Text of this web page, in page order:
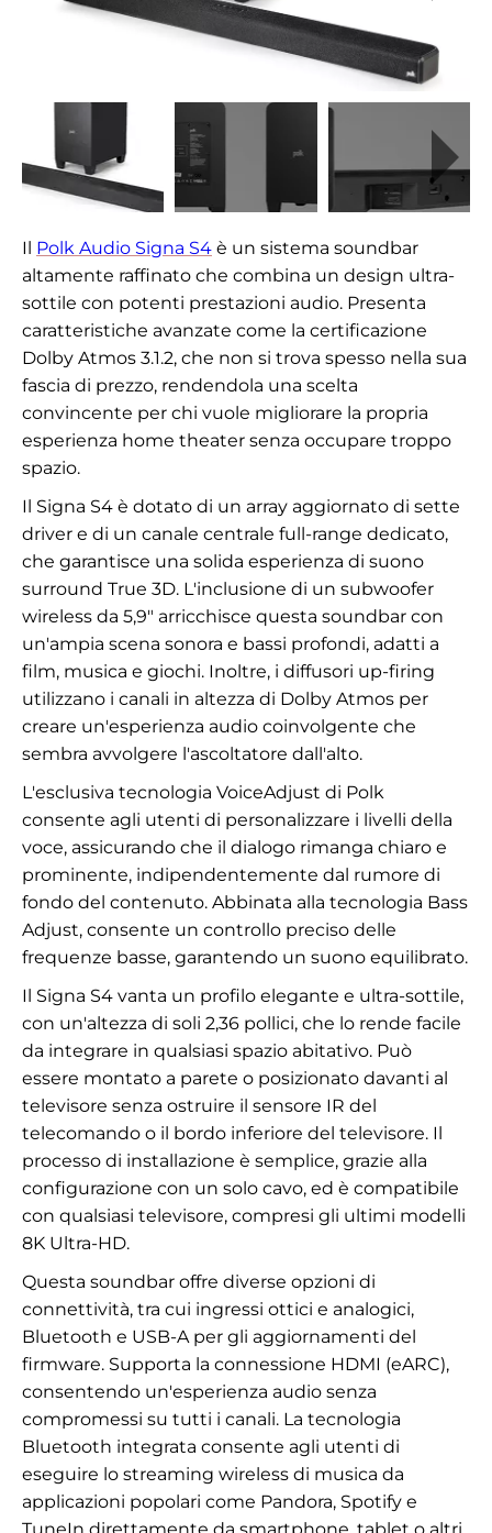
Il Polk Audio Signa S4 è un sistema soundbar
altamente raffinato che combina un design ultra-
sottile con potenti prestazioni audio. Presenta
caratteristiche avanzate come la certificazione
Dolby Atmos 3.1.2, che non si trova spesso nella sua
fascia di prezzo, rendendola una scelta
convincente per chi vuole migliorare la propria
esperienza home theater senza occupare troppo
spazio.
Il Signa S4 è dotato di un array aggiornato di sette
driver e di un canale centrale full-range dedicato,
che garantisce una solida esperienza di suono
surround True 3D. L'inclusione di un subwoofer
wireless da 5,9" arricchisce questa soundbar con
un'ampia scena sonora e bassi profondi, adatti a
film, musica e giochi. Inoltre, i diffusori up-firing
utilizzano i canali in altezza di Dolby Atmos per
creare un'esperienza audio coinvolgente che
sembra avvolgere l'ascoltatore dall'alto.
L'esclusiva tecnologia VoiceAdjust di Polk
consente agli utenti di personalizzare i livelli della
voce, assicurando che il dialogo rimanga chiaro e
prominente, indipendentemente dal rumore di
fondo del contenuto. Abbinata alla tecnologia Bass
Adjust, consente un controllo preciso delle
frequenze basse, garantendo un suono equilibrato.
Il Signa S4 vanta un profilo elegante e ultra-sottile,
con un'altezza di soli 2,36 pollici, che lo rende facile
da integrare in qualsiasi spazio abitativo. Può
essere montato a parete o posizionato davanti al
televisore senza ostruire il sensore IR del
telecomando o il bordo inferiore del televisore. Il
processo di installazione è semplice, grazie alla
configurazione con un solo cavo, ed è compatibile
con qualsiasi televisore, compresi gli ultimi modelli
8K Ultra-HD.
Questa soundbar offre diverse opzioni di
connettività, tra cui ingressi ottici e analogici,
Bluetooth e USB-A per gli aggiornamenti del
firmware. Supporta la connessione HDMI (eARC),
consentendo un'esperienza audio senza
compromessi su tutti i canali. La tecnologia
Bluetooth integrata consente agli utenti di
eseguire lo streaming wireless di musica da
applicazioni popolari come Pandora, Spotify e